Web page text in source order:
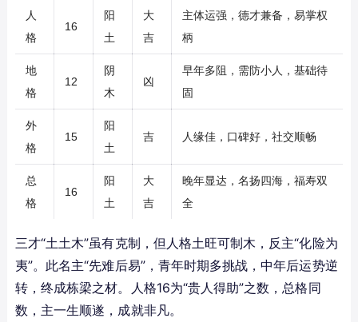
人
格
16
阳
土
大
吉
主体运强，德才兼备，易掌权
柄
地
格
12
阴
木
凶
早年多阻，需防小人，基础待
固
外
格
15
阳
土
吉 人缘佳，口碑好，社交顺畅
总
格
16
阳
土
大
吉
晚年显达，名扬四海，福寿双
全
三才“土土木”虽有克制，但人格土旺可制木，反主“化险为
夷”。此名主“先难后易”，青年时期多挑战，中年后运势逆
转，终成栋梁之材。人格16为“贵人得助”之数，总格同
数，主一生顺遂，成就非凡。